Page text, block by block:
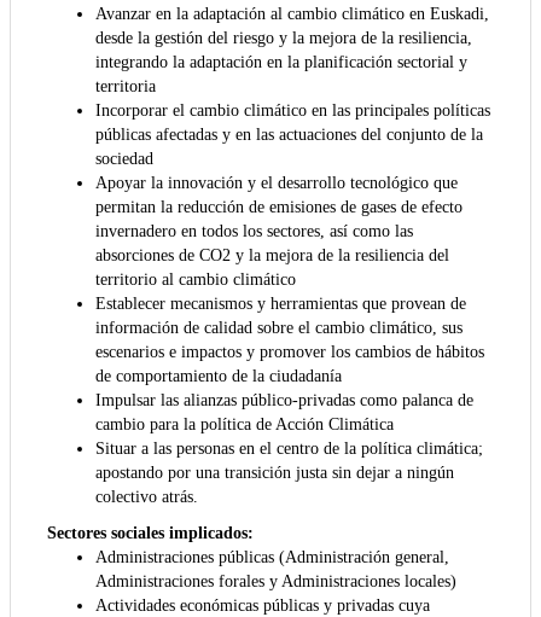
Avanzar en la adaptación al cambio climático en Euskadi,
desde la gestión del riesgo y la mejora de la resiliencia,
integrando la adaptación en la planificación sectorial y
territoria
Incorporar el cambio climático en las principales políticas
públicas afectadas y en las actuaciones del conjunto de la
sociedad
Apoyar la innovación y el desarrollo tecnológico que
permitan la reducción de emisiones de gases de efecto
invernadero en todos los sectores, así como las
absorciones de CO2 y la mejora de la resiliencia del
territorio al cambio climático
Establecer mecanismos y herramientas que provean de
información de calidad sobre el cambio climático, sus
escenarios e impactos y promover los cambios de hábitos
de comportamiento de la ciudadanía
Impulsar las alianzas público-privadas como palanca de
cambio para la política de Acción Climática
Situar a las personas en el centro de la política climática;
apostando por una transición justa sin dejar a ningún
colectivo atrás.
Sectores sociales implicados:
Administraciones públicas (Administración general,
Administraciones forales y Administraciones locales)
Actividades económicas públicas y privadas cuya